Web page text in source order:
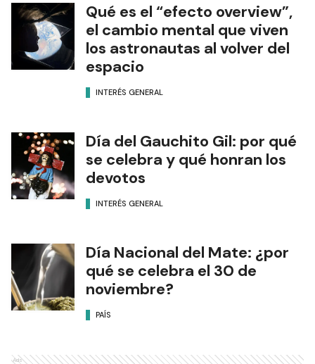
Qué es el “efecto overview”,
el cambio mental que viven
los astronautas al volver del
espacio
INTERÉS GENERAL
Día del Gauchito Gil: por qué
se celebra y qué honran los
devotos
INTERÉS GENERAL
Día Nacional del Mate: ¿por
qué se celebra el 30 de
noviembre?
PAÍS
Ads